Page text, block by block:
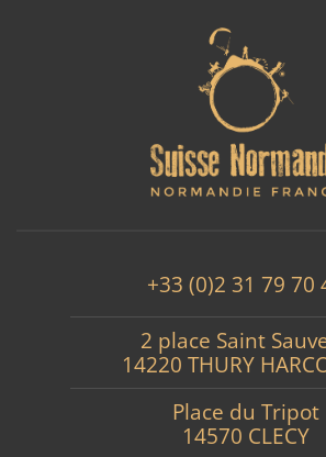
+33 (0)2 31 79 70
2 place Saint
14220 THURY
Place du Tripot
14570 CLECY